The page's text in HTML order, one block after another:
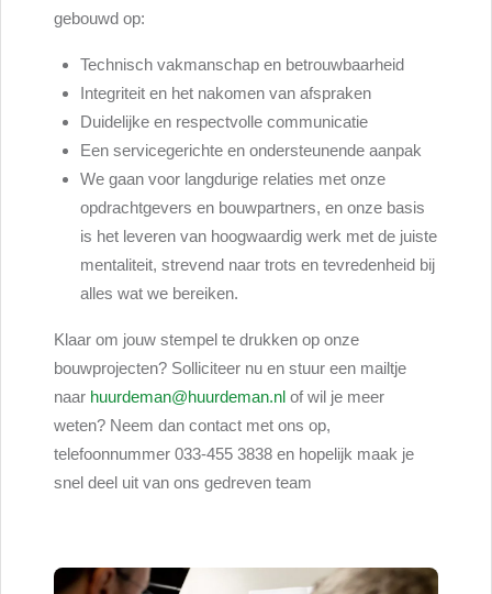
gebouwd op:
Technisch vakmanschap en betrouwbaarheid
Integriteit en het nakomen van afspraken
Duidelijke en respectvolle communicatie
Een servicegerichte en ondersteunende aanpak
We gaan voor langdurige relaties met onze
opdrachtgevers en bouwpartners, en onze basis
is het leveren van hoogwaardig werk met de juiste
mentaliteit, strevend naar trots en tevredenheid bij
alles wat we bereiken.
Klaar om jouw stempel te drukken op onze
bouwprojecten? Solliciteer nu en stuur een mailtje
naar huurdeman@huurdeman.nl of wil je meer
weten? Neem dan contact met ons op,
telefoonnummer 033-455 3838 en hopelijk maak je
snel deel uit van ons gedreven team